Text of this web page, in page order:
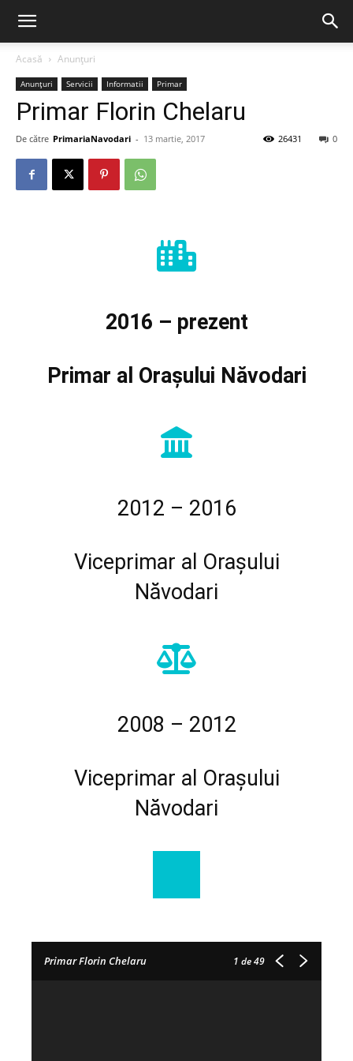
Acasă Anunțuri
Anunțuri Servicii Informatii Primar
Primar Florin Chelaru
De către PrimariaNavodari - 13 martie, 2017 0
26431
2016 – prezent
Primar al Orașului Năvodari
2012 – 2016
Viceprimar al Orașului
Năvodari
2008 – 2012
Viceprimar al Orașului
Năvodari
Primar Florin Chelaru 1 de 49